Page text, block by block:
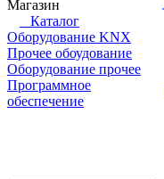
Магазин
Каталог
Оборудование KNX
Прочее обоудование
Оборудование прочее
Программное
обеспечение